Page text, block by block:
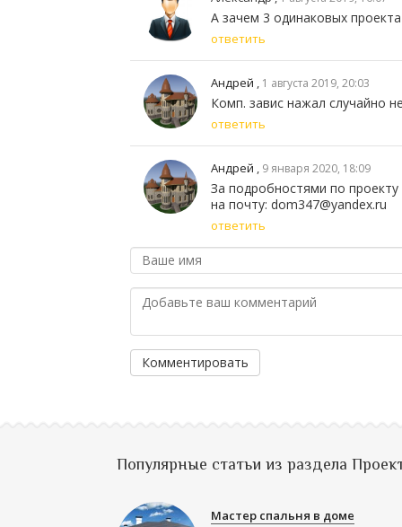
А зачем 3 одинаковых проекта
ответить
Андрей , 1 августа 2019, 20:03
Комп. завис нажал случайно
ответить
Андрей , 9 января 2020, 18:09
За подробностями по
на почту: dom347@yandex.ru
ответить
Комментировать
Популярные статьи из раздела
Мастер спальня в доме